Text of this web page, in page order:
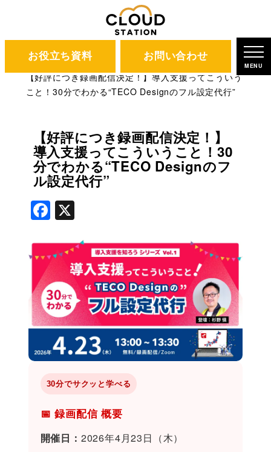
お役立ち資料 お問い合わせ
MENU
CLOUD STATION
ブログ
【好評につき録画配信決定！】導入支援ってこういう
こと！30分でわかる“TECO Designのフル設定代行”
【好評につき録画配信決定！】
導入支援ってこういうこと！30
分でわかる“TECO Designのフ
ル設定代行”
Facebook
X
30分でサクッと学べる
📅 録画配信 概要
開催日： 2026年4月23日（木）